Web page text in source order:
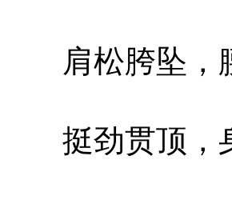
肩松胯坠，
挺劲贯顶，